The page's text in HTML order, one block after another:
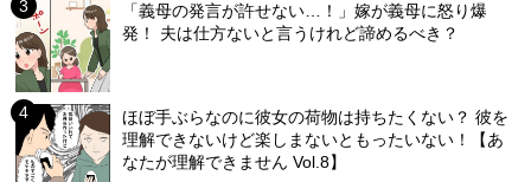
「義母の発言が許せない…！」嫁が義母に怒り爆
発！ 夫は仕方ないと言うけれど諦めるべき？
ほぼ手ぶらなのに彼女の荷物は持ちたくない？ 彼を
理解できないけど楽しまないともったいない！【あ
なたが理解できません Vol.8】